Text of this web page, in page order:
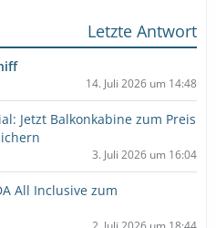
Letzte Antwort
14. Juli 2026 um 14:48
Jetzt Balkonkabine zum Preis
3. Juli 2026 um 16:04
All Inclusive zum